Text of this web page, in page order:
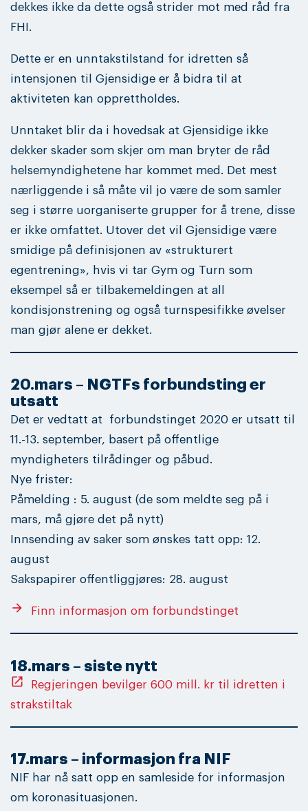
dekkes ikke da dette også strider mot med råd fra
FHI.
Dette er en unntakstilstand for idretten så
intensjonen til Gjensidige er å bidra til at
aktiviteten kan opprettholdes.
Unntaket blir da i hovedsak at Gjensidige ikke
dekker skader som skjer om man bryter de råd
helsemyndighetene har kommet med. Det mest
nærliggende i så måte vil jo være de som samler
seg i større uorganiserte grupper for å trene, disse
er ikke omfattet. Utover det vil Gjensidige være
smidige på definisjonen av «strukturert
egentrening», hvis vi tar Gym og Turn som
eksempel så er tilbakemeldingen at all
kondisjonstrening og også turnspesifikke øvelser
man gjør alene er dekket.
20.mars – NGTFs forbundsting er
utsatt
Det er vedtatt at forbundstinget 2020 er utsatt til
11.-13. september, basert på offentlige
myndigheters tilrådinger og påbud.
Nye frister:
Påmelding : 5. august (de som meldte seg på i
mars, må gjøre det på nytt)
Innsending av saker som ønskes tatt opp: 12.
august
Sakspapirer offentliggjøres: 28. august
arrow_forward Finn informasjon om forbundstinget
18.mars – siste nytt
open_in_new
Regjeringen bevilger 600 mill. kr til idretten i
strakstiltak
17.mars – informasjon fra NIF
NIF har nå satt opp en samleside for informasjon
om koronasituasjonen.